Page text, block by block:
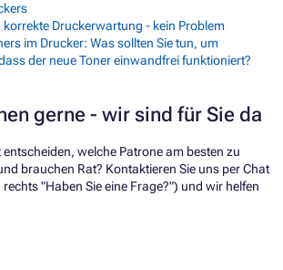
korrekte Druckerwartung - kein Problem
im Drucker: Was sollten Sie tun, um
der neue Toner einwandfrei funktioniert?
gerne - wir sind für Sie da
welche Patrone am besten zu
brauchen Rat? Kontaktieren Sie uns per Chat
"Haben Sie eine Frage?") und wir helfen